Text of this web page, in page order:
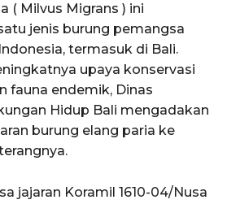
( Milvus Migrans ) ini
jenis burung pemangsa
termasuk di Bali.
upaya konservasi
fauna endemik, Dinas
Hidup Bali mengadakan
burung elang paria ke
jajaran Koramil 1610-04/Nusa